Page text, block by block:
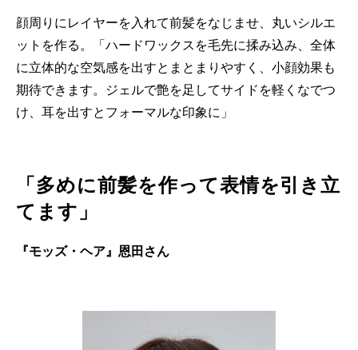
顔周りにレイヤーを入れて前髪をなじませ、丸いシルエ
ットを作る。「ハードワックスを毛先に揉み込み、全体
に立体的な空気感を出すとまとまりやすく、小顔効果も
期待できます。ジェルで艶を足してサイドを軽くなでつ
け、耳を出すとフォーマルな印象に」
「多めに前髪を作って表情を引き立
てます」
『モッズ・ヘア』恩田さん